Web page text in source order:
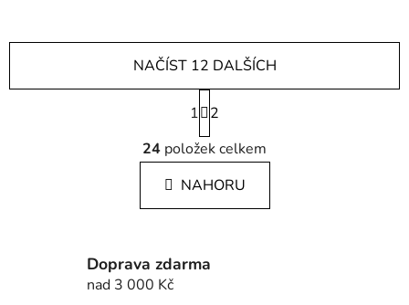
O
v
l
á
d
í
NAČÍST 12 DALŠÍCH
S
t
r
á
n
k
í
1
2
24 položek celkem
NAHORU
Doprava zdarma
nad 3 000 Kč